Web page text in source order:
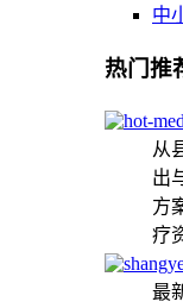
中
热门推
从
出
方
疗
最